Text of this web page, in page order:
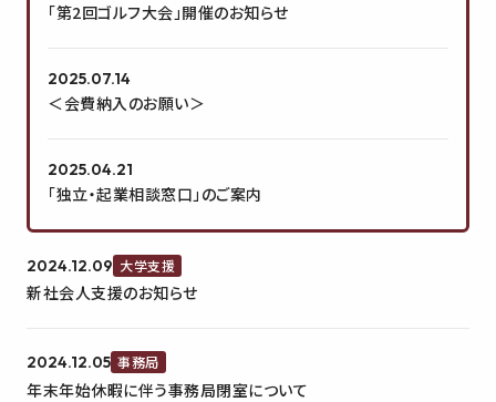
「第2回ゴルフ大会」開催のお知らせ
2025.07.14
＜会費納入のお願い＞
2025.04.21
「独立・起業相談窓口」のご案内
2024.12.09 大学支援
新社会人支援のお知らせ
2024.12.05 事務局
年末年始休暇に伴う事務局閉室について